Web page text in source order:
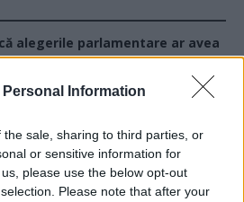
Information
sale, sharing to third parties, or
or sensitive information for
please use the below opt-out
Please note that after your
alegerile parlamentare ar avea
viitoare?